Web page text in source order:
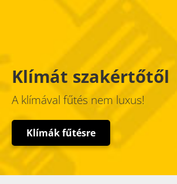
Klímát szakértőtől
A klímával fűtés nem luxus!
Klímák fűtésre